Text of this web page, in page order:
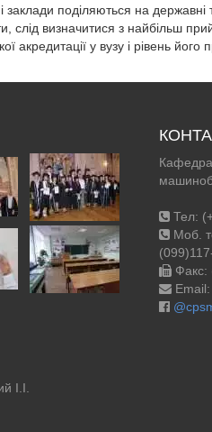
заклади поділяються на
слід визначитися з найбільш
у вузу і рівень його
Кафедра
Тел:
Моб.
Факс:
І.І.